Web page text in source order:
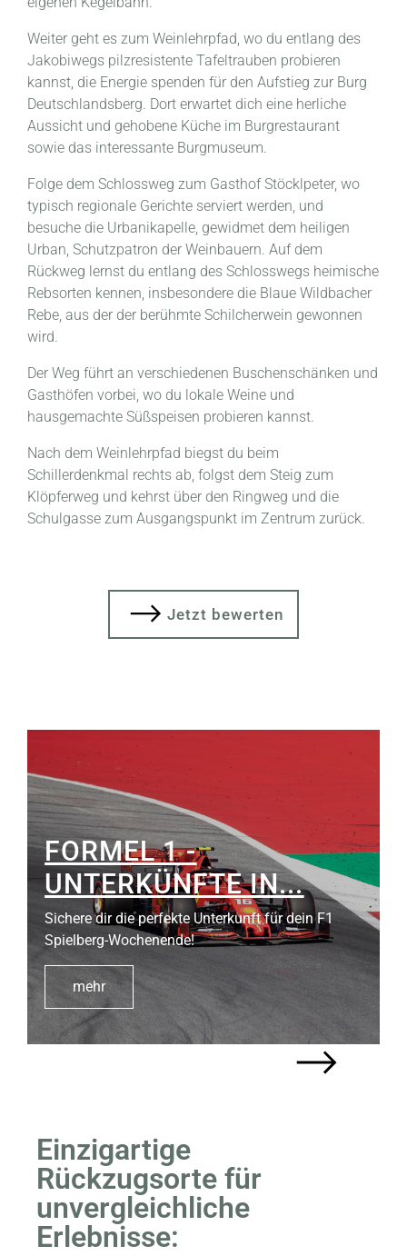
Weiter geht es zum Weinlehrpfad, wo du entlang des
Jakobiwegs pilzresistente Tafeltrauben probieren
kannst, die Energie spenden für den Aufstieg zur Burg
Deutschlandsberg. Dort erwartet dich eine herliche
Aussicht und gehobene Küche im Burgrestaurant
sowie das interessante Burgmuseum.
Folge dem Schlossweg zum Gasthof Stöcklpeter, wo
typisch regionale Gerichte serviert werden, und
besuche die Urbanikapelle, gewidmet dem heiligen
Urban, Schutzpatron der Weinbauern. Auf dem
Rückweg lernst du entlang des Schlosswegs heimische
Rebsorten kennen, insbesondere die Blaue Wildbacher
Rebe, aus der der berühmte Schilcherwein gewonnen
wird.
Der Weg führt an verschiedenen Buschenschänken und
Gasthöfen vorbei, wo du lokale Weine und
hausgemachte Süßspeisen probieren kannst.
Nach dem Weinlehrpfad biegst du beim
Schillerdenkmal rechts ab, folgst dem Steig zum
Klöpferweg und kehrst über den Ringweg und die
Schulgasse zum Ausgangspunkt im Zentrum zurück.
Jetzt bewerten
FORMEL 1 -
UNTERKÜNFTE IN...
Sichere dir die perfekte Unterkunft für dein F1
Spielberg-Wochenende!
mehr
Einzigartige
Rückzugsorte für
unvergleichliche
Erlebnisse: